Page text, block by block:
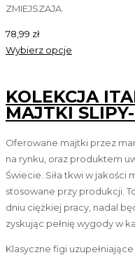
ZMIEJSZAJA.
78,99 zł
Wybierz opcje
KOLEKCJA
MAJTKI
Oferowane majtki przez
na rynku, oraz produktem
Świecie. Siła tkwi w jakości
stosowane przy produkcji.
dniu ciężkiej pracy, nadal
zyskując pełnię wygody w
Klasyczne figi